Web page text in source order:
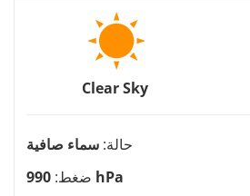
Clear Sky
حالة: سماء صافية
ضغط: 990 hPa